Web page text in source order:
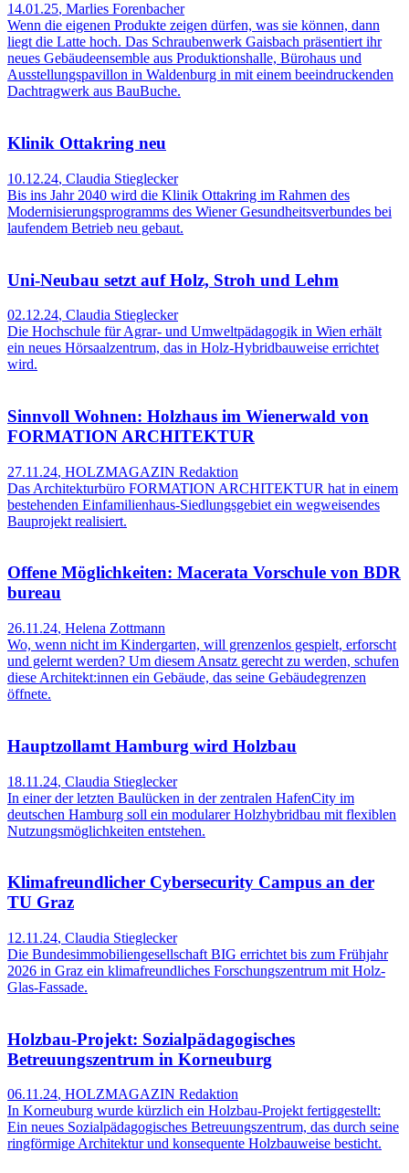
14.01.25, Marlies Forenbacher
Wenn die eigenen Produkte zeigen dürfen, was sie können, dann
liegt die Latte hoch. Das Schraubenwerk Gaisbach präsentiert ihr
neues Gebäudeensemble aus Produktionshalle, Bürohaus und
Ausstellungspavillon in Waldenburg in mit einem beeindruckenden
Dachtragwerk aus BauBuche.
Klinik Ottakring neu
10.12.24, Claudia Stieglecker
Bis ins Jahr 2040 wird die Klinik Ottakring im Rahmen des
Modernisierungsprogramms des Wiener Gesundheitsverbundes bei
laufendem Betrieb neu gebaut.
Uni-Neubau setzt auf Holz, Stroh und Lehm
02.12.24, Claudia Stieglecker
Die Hochschule für Agrar- und Umweltpädagogik in Wien erhält
ein neues Hörsaalzentrum, das in Holz-Hybridbauweise errichtet
wird.
Sinnvoll Wohnen: Holzhaus im Wienerwald von
FORMATION ARCHITEKTUR
27.11.24, HOLZMAGAZIN Redaktion
Das Architekturbüro FORMATION ARCHITEKTUR hat in einem
bestehenden Einfamilienhaus-Siedlungsgebiet ein wegweisendes
Bauprojekt realisiert.
Offene Möglichkeiten: Macerata Vorschule von BDR
bureau
26.11.24, Helena Zottmann
Wo, wenn nicht im Kindergarten, will grenzenlos gespielt, erforscht
und gelernt werden? Um diesem Ansatz gerecht zu werden, schufen
diese Architekt:innen ein Gebäude, das seine Gebäudegrenzen
öffnete.
Hauptzollamt Hamburg wird Holzbau
18.11.24, Claudia Stieglecker
In einer der letzten Baulücken in der zentralen HafenCity im
deutschen Hamburg soll ein modularer Holzhybridbau mit flexiblen
Nutzungsmöglichkeiten entstehen.
Klimafreundlicher Cybersecurity Campus an der
TU Graz
12.11.24, Claudia Stieglecker
Die Bundesimmobiliengesellschaft BIG errichtet bis zum Frühjahr
2026 in Graz ein klimafreundliches Forschungszentrum mit Holz-
Glas-Fassade.
Holzbau-Projekt: Sozialpädagogisches
Betreuungszentrum in Korneuburg
06.11.24, HOLZMAGAZIN Redaktion
In Korneuburg wurde kürzlich ein Holzbau-Projekt fertiggestellt:
Ein neues Sozialpädagogisches Betreuungszentrum, das durch seine
ringförmige Architektur und konsequente Holzbauweise besticht.